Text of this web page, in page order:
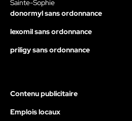
Sainte-Sophie
donormyl sans ordonnance
lexomil sans ordonnance
priligy sans ordonnance
Contenu publicitaire
Emplois locaux